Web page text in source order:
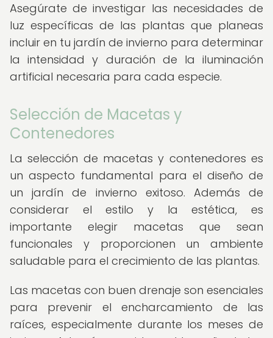
Asegúrate de investigar las necesidades de
luz específicas de las plantas que planeas
incluir en tu jardín de invierno para determinar
la intensidad y duración de la iluminación
artificial necesaria para cada especie.
Selección de Macetas y
Contenedores
La selección de macetas y contenedores es
un aspecto fundamental para el diseño de
un jardín de invierno exitoso. Además de
considerar el estilo y la estética, es
importante elegir macetas que sean
funcionales y proporcionen un ambiente
saludable para el crecimiento de las plantas.
Las macetas con buen drenaje son esenciales
para prevenir el encharcamiento de las
raíces, especialmente durante los meses de